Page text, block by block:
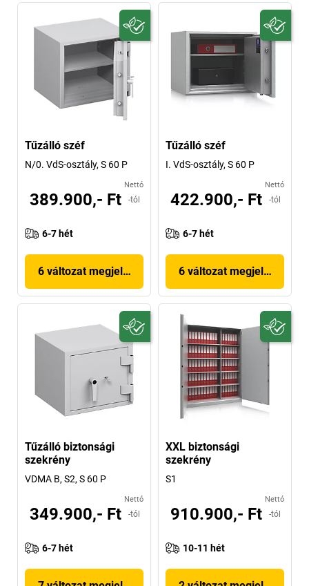
Tűzálló széf
N/0. VdS-osztály, S 60 P
Nettó
389.900,- Ft -tól
6-7 hét
6 változat megjelenítése
Tűzálló széf
I. VdS-osztály, S 60 P
Nettó
422.900,- Ft -tól
6-7 hét
6 változat megjelenítése
Tűzálló biztonsági
szekrény
VDMA B, S2, S 60 P
Nettó
349.900,- Ft -tól
6-7 hét
XXL biztonsági
szekrény
S1
Nettó
910.900,- Ft -tól
10-11 hét